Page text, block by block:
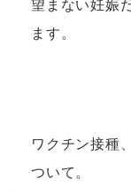
望まない妊娠
ます。
ワクチン接種
ついて。